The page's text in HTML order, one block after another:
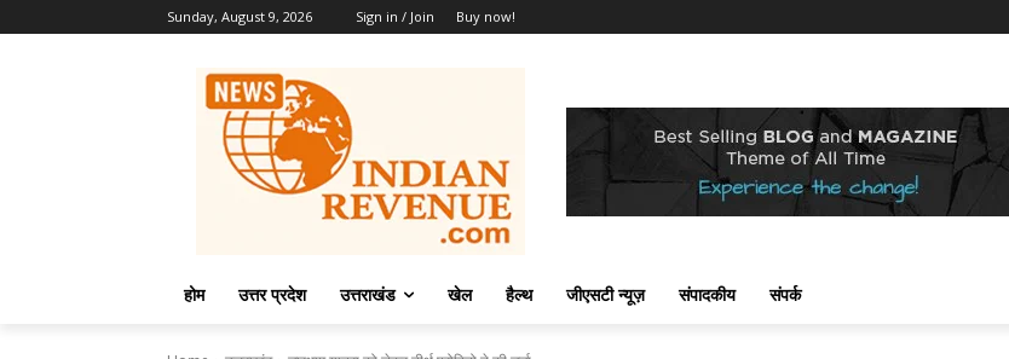
Sunday, August 9, 2026 Sign in / Join Buy now!
होम उत्तर प्रदेश उत्तराखंड खेल हैल्थ जीएसटी न्यूज़ संपादकीय संपर्क